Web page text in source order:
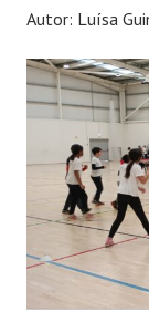
Autor: Luísa